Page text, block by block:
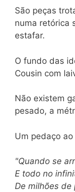
São peças
numa retórica
estafar.
O fundo das
Cousin com
Não existem
pesado, a
Um pedaço ao
"Quando se
E todo no
De milhões de